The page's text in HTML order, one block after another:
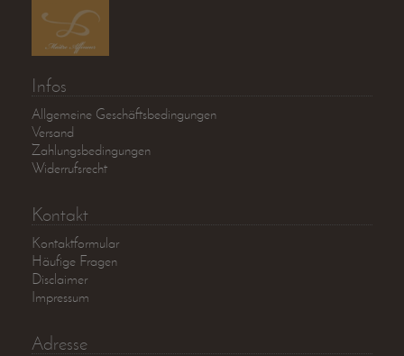
Infos
Allgemeine Geschäftsbedingungen
Versand
Zahlungsbedingungen
Widerrufsrecht
Kontakt
Kontaktformular
Häufige Fragen
Disclaimer
Impressum
Adresse